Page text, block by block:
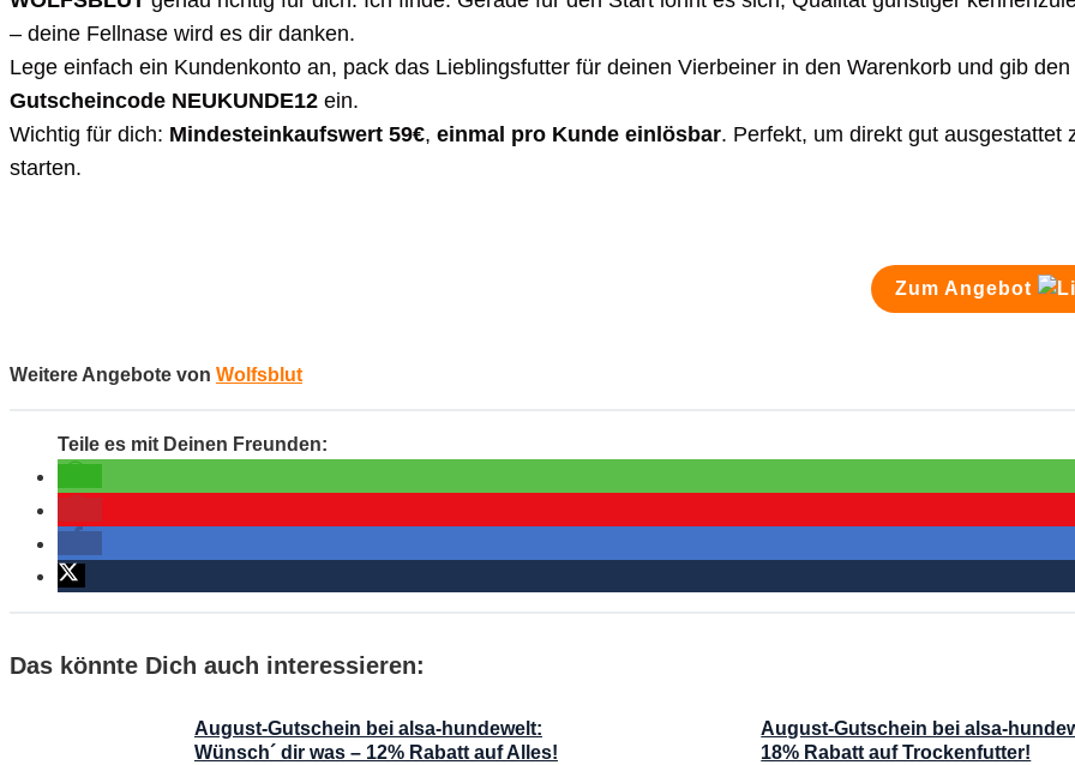
– deine Fellnase wird es dir danken.
Lege einfach ein Kundenkonto an, pack das Lieblingsfutter für deinen Vierbeiner in den Warenkorb und gib den
Gutscheincode NEUKUNDE12 ein.
Wichtig für dich: Mindesteinkaufswert 59€, einmal pro Kunde einlösbar. Perfekt, um direkt gut ausgestattet
starten.
Zum Angebot
Weitere Angebote von Wolfsblut
Das könnte Dich auch interessieren:
August-Gutschein bei alsa-hundewelt:
Wünsch´ dir was – 12% Rabatt auf Alles!
August-Gutschein bei alsa-
18% Rabatt auf Trockenfutter!